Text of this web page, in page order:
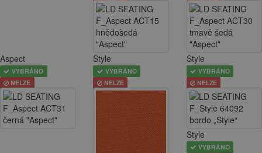
Aspect
VYBRÁNO
NELZE
Style
VYBRÁNO
NELZE
Style
VYBRÁNO
NELZE
Style
VYBRÁNO